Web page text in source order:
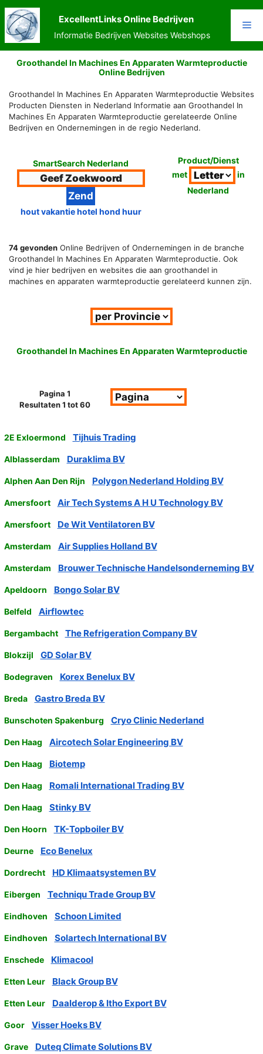
Ga
naar
de
inhoud
ExcellentLinks Online Bedrijven
Informatie Bedrijven Websites Webshops
Groothandel In Machines En Apparaten Warmteproductie
Online Bedrijven
Groothandel In Machines En Apparaten Warmteproductie Websites
Producten Diensten in Nederland Informatie aan Groothandel In
Machines En Apparaten Warmteproductie gerelateerde Online
Bedrijven en Ondernemingen in de regio Nederland.
SmartSearch Nederland
hout vakantie hotel hond huur
Product/Dienst
met
in
Nederland
74 gevonden Online Bedrijven of Ondernemingen in de branche
Groothandel In Machines En Apparaten Warmteproductie. Ook
vind je hier bedrijven en websites die aan groothandel in
machines en apparaten warmteproductie gerelateerd kunnen zijn.
Groothandel In Machines En Apparaten Warmteproductie
Pagina 1
Resultaten 1 tot 60
2E Exloermond Tijhuis Trading
Alblasserdam Duraklima BV
Alphen Aan Den Rijn Polygon Nederland Holding BV
Amersfoort Air Tech Systems A H U Technology BV
Amersfoort De Wit Ventilatoren BV
Amsterdam Air Supplies Holland BV
Amsterdam Brouwer Technische Handelsonderneming BV
Apeldoorn Bongo Solar BV
Belfeld Airflowtec
Bergambacht The Refrigeration Company BV
Blokzijl GD Solar BV
Bodegraven Korex Benelux BV
Breda Gastro Breda BV
Bunschoten Spakenburg Cryo Clinic Nederland
Den Haag Aircotech Solar Engineering BV
Den Haag Biotemp
Den Haag Romali International Trading BV
Den Haag Stinky BV
Den Hoorn TK-Topboiler BV
Deurne Eco Benelux
Dordrecht HD Klimaatsystemen BV
Eibergen Techniqu Trade Group BV
Eindhoven Schoon Limited
Eindhoven Solartech International BV
Enschede Klimacool
Etten Leur Black Group BV
Etten Leur Daalderop & Itho Export BV
Goor Visser Hoeks BV
Grave Duteq Climate Solutions BV